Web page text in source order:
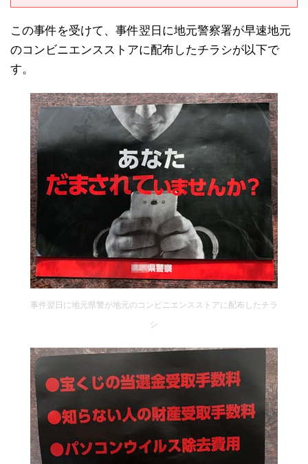
この事件を受けて、事件翌日に地元警察署が早速地元
のコンビニエンスストアに配布したチラシが以下で
す。
事件翌日に地元県警が地元のコンビニエンスストアに配布したチラ
シ